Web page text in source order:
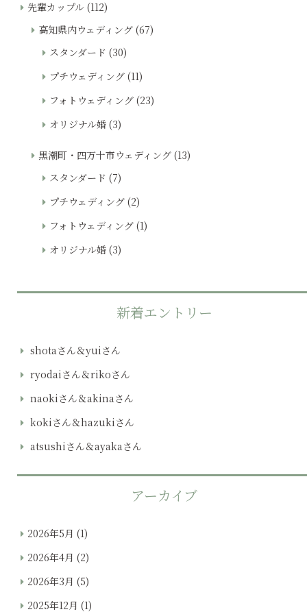
先輩カップル(112)
高知県内ウェディング(67)
スタンダード (30)
プチウェディング(11)
フォトウェディング(23)
オリジナル婚(3)
黒潮町・四万十市ウェディング(13)
スタンダード (7)
プチウェディング(2)
フォトウェディング(1)
オリジナル婚(3)
新着エントリー
shotaさん＆yuiさん
ryodaiさん＆rikoさん
naokiさん＆akinaさん
kokiさん＆hazukiさん
atsushiさん＆ayakaさん
アーカイブ
2026年5月 (1)
2026年4月 (2)
2026年3月 (5)
2025年12月 (1)